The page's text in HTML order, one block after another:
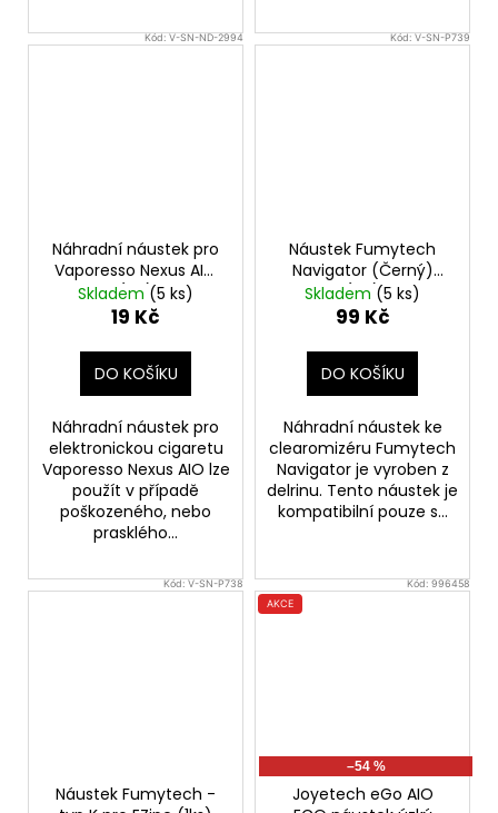
Kód:V-SN-ND-2994
Náhradní náustek pro
Vaporesso Nexus AIO
(1ks)
Skladem (5 ks)
19 Kč
DO KOŠÍKU
Náhradní náustek pro
elektronickou cigaretu
Vaporesso Nexus AIO lze
použít v případě
poškozeného, nebo
prasklého...
Kód:V-SN-P739
Náustek Fumytech
Navigator (Černý)
(1ks)
Skladem (5 ks)
99 Kč
DO KOŠÍKU
Náhradní náustek ke
clearomizéru Fumytech
Navigator je vyroben z
delrinu. Tento náustek je
kompatibilní pouze s...
Kód:V-SN-P738
Náustek Fumytech -
Kód:996458
AKCE
–54 %
Joyetech eGo AIO